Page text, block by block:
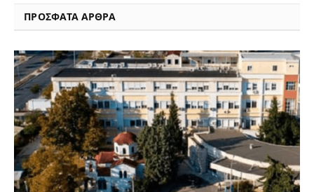
ΠΡΟΣΦΑΤΑ ΑΡΘΡΑ